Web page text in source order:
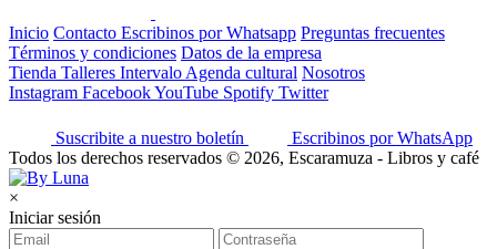
Inicio Contacto Escribinos por Whatsapp Preguntas frecuentes
Términos y condiciones Datos de la empresa
Tienda Talleres Intervalo Agenda cultural Nosotros
Instagram FacebookYouTube Spotify Twitter
Suscribite a nuestro boletín
Escribinos por WhatsApp
Todos los derechos reservados © 2026, Escaramuza - Libros y café
×
Iniciar sesión